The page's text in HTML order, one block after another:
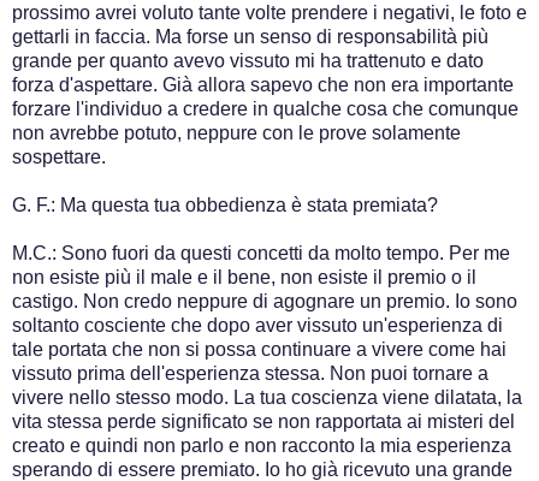
prossimo avrei voluto tante volte prendere i negativi, le foto e
gettarli in faccia. Ma forse un senso di responsabilità più
grande per quanto avevo vissuto mi ha trattenuto e dato
forza d'aspettare. Già allora sapevo che non era importante
forzare l'individuo a credere in qualche cosa che comunque
non avrebbe potuto, neppure con le prove solamente
sospettare.
G. F.: Ma questa tua obbedienza è stata premiata?
M.C.: Sono fuori da questi concetti da molto tempo. Per me
non esiste più il male e il bene, non esiste il premio o il
castigo. Non credo neppure di agognare un premio. Io sono
soltanto cosciente che dopo aver vissuto un'esperienza di
tale portata che non si possa continuare a vivere come hai
vissuto prima dell'esperienza stessa. Non puoi tornare a
vivere nello stesso modo. La tua coscienza viene dilatata, la
vita stessa perde significato se non rapportata ai misteri del
creato e quindi non parlo e non racconto la mia esperienza
sperando di essere premiato. Io ho già ricevuto una grande